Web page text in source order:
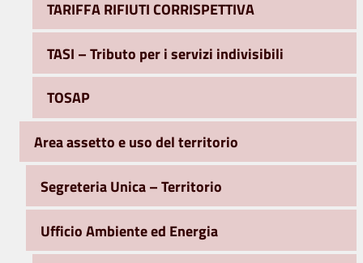
TARIFFA RIFIUTI CORRISPETTIVA
TASI – Tributo per i servizi indivisibili
TOSAP
Area assetto e uso del territorio
Segreteria Unica – Territorio
Ufficio Ambiente ed Energia